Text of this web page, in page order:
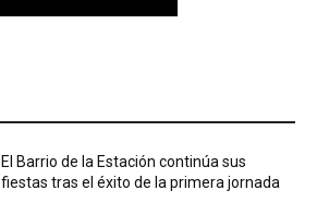
El Barrio de la Estación continúa sus
fiestas tras el éxito de la primera jornada